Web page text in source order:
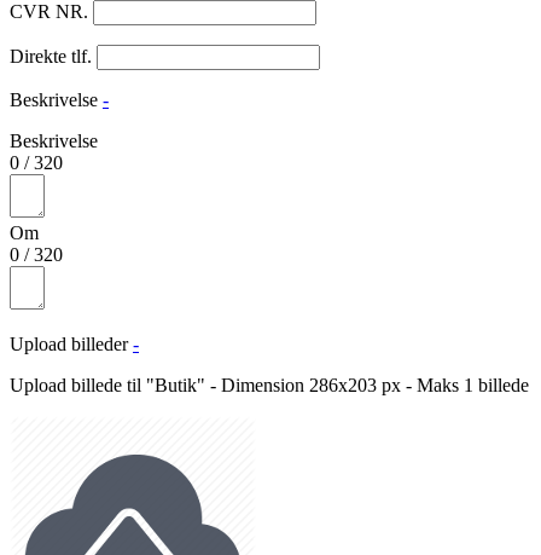
CVR NR.
Direkte tlf.
Beskrivelse -
Beskrivelse
0 /320
Om
0 /320
Upload billeder -
Upload billede til "Butik" - Dimension 286x203 px - Maks 1 billede